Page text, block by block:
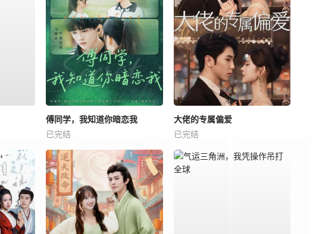
傅同学，我知道你暗恋我
已完结
大佬的专属偏爱
已完结